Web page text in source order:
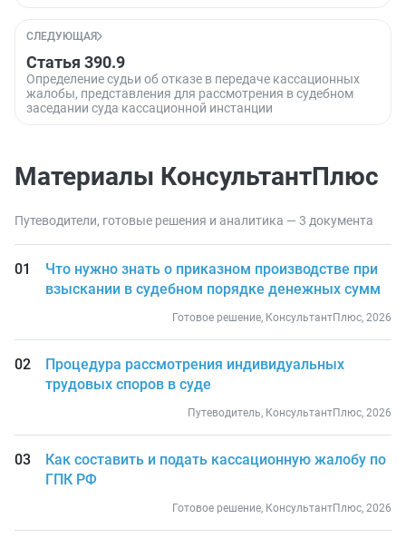
СЛЕДУЮЩАЯ
Статья 390.9
Определение судьи об отказе в передаче кассационных
жалобы, представления для рассмотрения в судебном
заседании суда кассационной инстанции
Материалы КонсультантПлюс
Путеводители, готовые решения и аналитика — 3 документа
Что нужно знать о приказном производстве при
взыскании в судебном порядке денежных сумм
Готовое решение, КонсультантПлюс, 2026
Процедура рассмотрения индивидуальных
трудовых споров в суде
Путеводитель, КонсультантПлюс, 2026
Как составить и подать кассационную жалобу по
ГПК РФ
Готовое решение, КонсультантПлюс, 2026